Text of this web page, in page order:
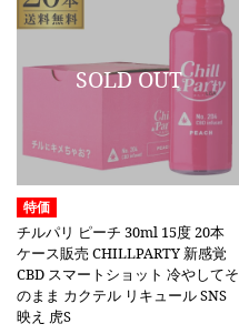
特価
チルパリ ピーチ 30ml 15度 20本
ケース販売 CHILLPARTY 新感覚
CBD スマートショット 冷やしてそ
のまま カクテル リキュール SNS
映え 虎S